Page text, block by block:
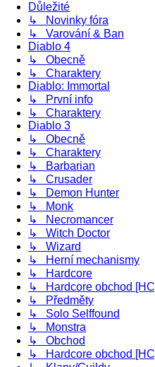
Důležité
↳ Novinky fóra
↳ Varování & Ban
Diablo 4
↳ Obecně
↳ Charaktery
Diablo: Immortal
↳ První info
↳ Charaktery
Diablo 3
↳ Obecně
↳ Charaktery
↳ Barbarian
↳ Crusader
↳ Demon Hunter
↳ Monk
↳ Necromancer
↳ Witch Doctor
↳ Wizard
↳ Herní mechanismy
↳ Hardcore
↳ Hardcore obchod [HC]
↳ Předměty
↳ Solo Selffound
↳ Monstra
↳ Obchod
↳ Hardcore obchod [HC]